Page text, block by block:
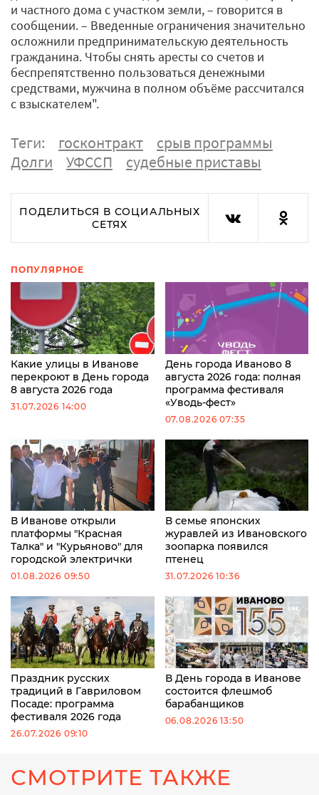
и частного дома с участком земли, – говорится в
сообщении. – Введенные ограничения значительно
осложнили предпринимательскую деятельность
гражданина. Чтобы снять аресты со счетов и
беспрепятственно пользоваться денежными
средствами, мужчина в полном объёме рассчитался
с взыскателем".
Теги: госконтракт
срыв программы
Долги
УФССП судебные приставы
ПОДЕЛИТЬСЯ В СОЦИАЛЬНЫХ
СЕТЯХ
ПОПУЛЯРНОЕ
Какие улицы в Иванове
перекроют в День города
8 августа 2026 года
31.07.2026 14:00
День города Иваново 8
августа 2026 года: полная
программа фестиваля
«Уводь-фест»
07.08.2026 07:35
В Иванове открыли
платформы "Красная
Талка" и "Курьяново" для
городской электрички
01.08.2026 09:50
В семье японских
журавлей из Ивановского
зоопарка появился
птенец
31.07.2026 10:36
Праздник русских
традиций в Гавриловом
Посаде: программа
фестиваля 2026 года
26.07.2026 09:10
В День города в Иванове
состоится флешмоб
барабанщиков
06.08.2026 13:50
СМОТРИТЕ ТАКЖЕ